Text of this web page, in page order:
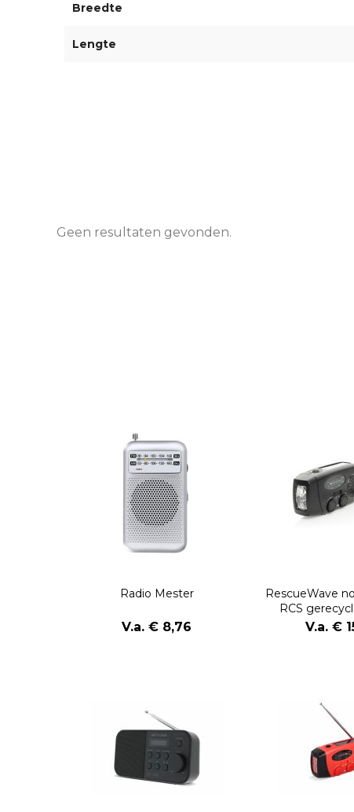
Breedte
Lengte
Geen resultaten gevonden.
Radio Mester
V.a. € 8,76
RescueWave
RCS
V.a. €